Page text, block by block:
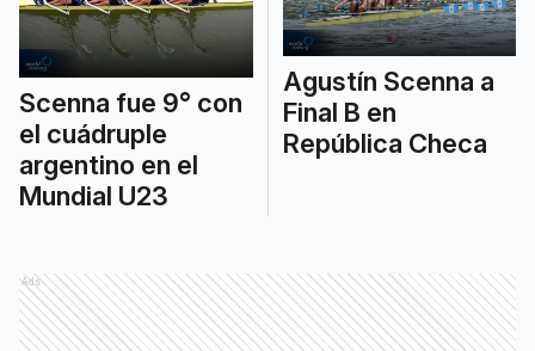
Scenna fue 9° con
el cuádruple
argentino en el
Mundial U23
Agustín Scenna a
Final B en
República Checa
Ads